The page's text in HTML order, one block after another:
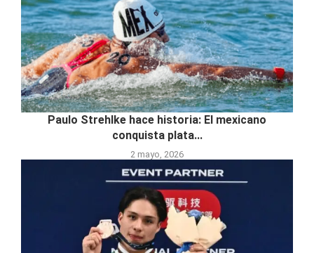
Paulo Strehlke hace historia: El mexicano
conquista plata...
2 mayo, 2026